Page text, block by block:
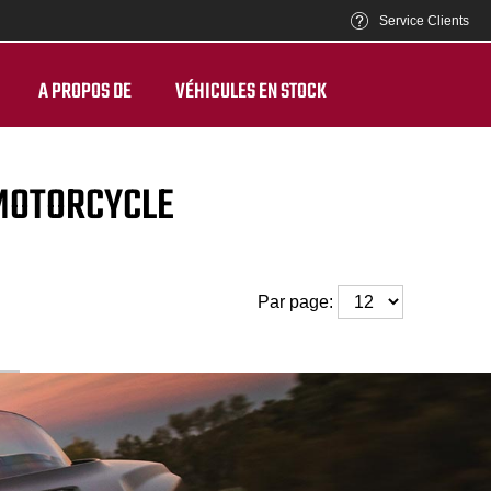
Service Clients
A PROPOS DE VÉHICULES EN STOCK
Par page: